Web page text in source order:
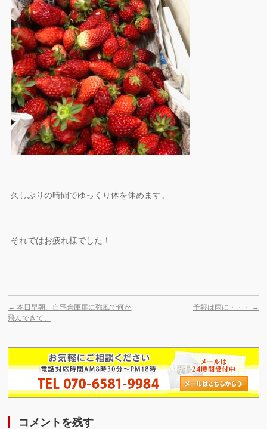
久しぶりの時間でゆっくり体を休めます。
それではお疲れ様でした！
← 本日早朝、自宅倉庫扉に強風で何か
飛んできて、
予報は雨に・・・ →
コメントを残す